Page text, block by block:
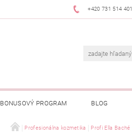
+420 731 514 401
BONUSOVÝ PROGRAM BLOG
Profesionálna kozmetika Profi Ella Baché